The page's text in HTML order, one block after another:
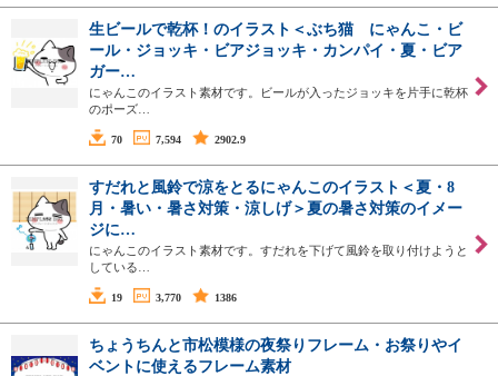
生ビールで乾杯！のイラスト＜ぶち猫 にゃんこ・ビ
ール・ジョッキ・ビアジョッキ・カンパイ・夏・ビア
ガー…
にゃんこのイラスト素材です。ビールが入ったジョッキを片手に乾杯
のポーズ…
70 7,594 2902.9
すだれと風鈴で涼をとるにゃんこのイラスト＜夏・8
月・暑い・暑さ対策・涼しげ＞夏の暑さ対策のイメー
ジに…
にゃんこのイラスト素材です。すだれを下げて風鈴を取り付けようと
している…
19 3,770 1386
ちょうちんと市松模様の夜祭りフレーム・お祭りやイ
ベントに使えるフレーム素材